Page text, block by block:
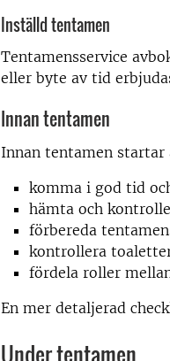
Inställd tentamen
Tentamensservice
eller byte av tid
Innan tentamen
Innan tentamen startar
komma i god tid
hämta och
förbereda
kontrollera
fördela roller
En mer detaljerad
Under tentamen